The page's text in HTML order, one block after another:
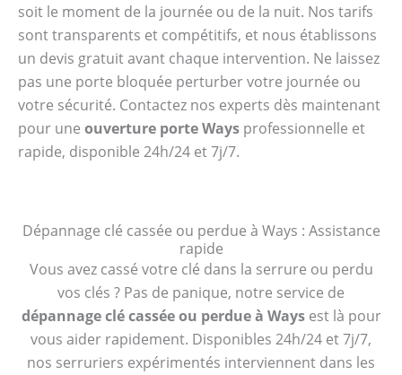
soit le moment de la journée ou de la nuit. Nos tarifs
sont transparents et compétitifs, et nous établissons
un devis gratuit avant chaque intervention. Ne laissez
pas une porte bloquée perturber votre journée ou
votre sécurité. Contactez nos experts dès maintenant
pour une ouverture porte Ways professionnelle et
rapide, disponible 24h/24 et 7j/7.
Dépannage clé cassée ou perdue à Ways : Assistance
rapide
Vous avez cassé votre clé dans la serrure ou perdu
vos clés ? Pas de panique, notre service de
dépannage clé cassée ou perdue à Waysest là pour
vous aider rapidement. Disponibles 24h/24 et 7j/7,
nos serruriers expérimentés interviennent dans les